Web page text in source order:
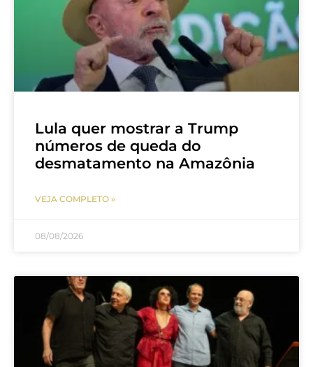
Lula quer mostrar a Trump
números de queda do
desmatamento na Amazônia
VEJA COMPLETO »
08/08/2026